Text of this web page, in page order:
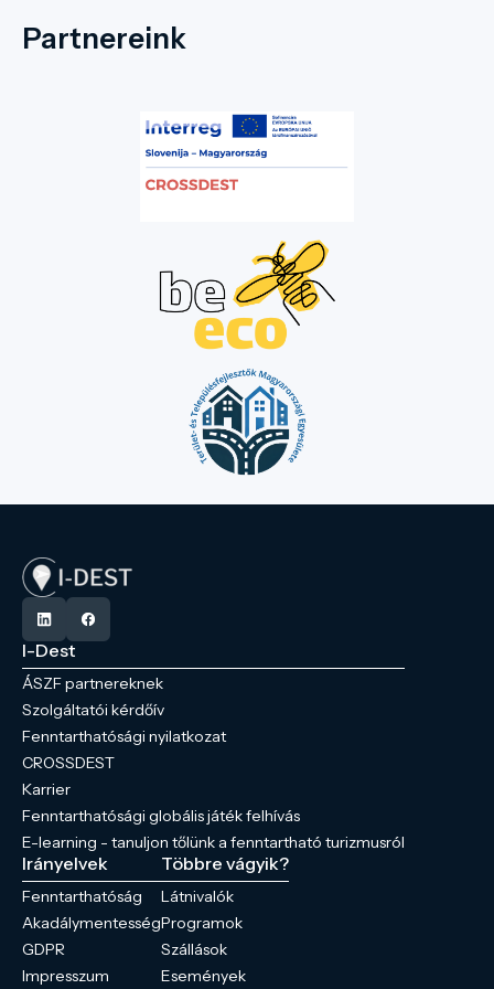
tudatosságuk növelésével érhetnek el
igazi áttörést. Utazóként ma már nem
desztinációnak, hanem aktív partnerei
annak megóvásában. Mindez a
turisztikai szakma számára is
egyértelmű üzenetet hordoz: nincs
egyetlen, mindenhova érvényes
helyi adottságaira és közösségére kell
Partnereink
I-Dest
ÁSZF partnereknek
Szolgáltatói kérdőív
Fenntarthatósági nyilatkozat
CROSSDEST
Karrier
Fenntarthatósági globális játék felhívás
E-learning - tanuljon tőlünk a fenntartható turizmusról
Irányelvek
Fenntarthatóság
Akadálymentesség
GDPR
Impresszum
Többre vágyik?
Látnivalók
Programok
Szállások
Események